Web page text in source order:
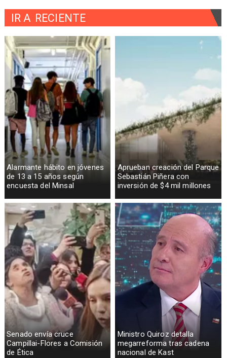
Alarmante hábito en jóvenes
de 13 a 15 años según
encuesta del Minsal
Aprueban creación del Parque
Sebastián Piñera con
inversión de $4 mil millones
Senado envía cruce
Campillai-Flores a Comisión
de Ética
Ministro Quiroz detalla
megarreforma tras cadena
nacional de Kast
IR A RECIENTE